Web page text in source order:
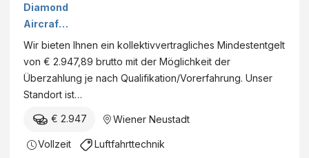
ance
Mechan
iker
(m/w/x)
Diamond
Aircraft
Industrie
s GmbH
Wir bieten Ihnen ein kollektivvertragliches Mindestentgelt
von € 2.947,89 brutto mit der Möglichkeit der
Überzahlung je nach Qualifikation/Vorerfahrung. Unser
Standort ist…
€ 2.947 Wiener Neustadt
Vollzeit Luftfahrttechnik